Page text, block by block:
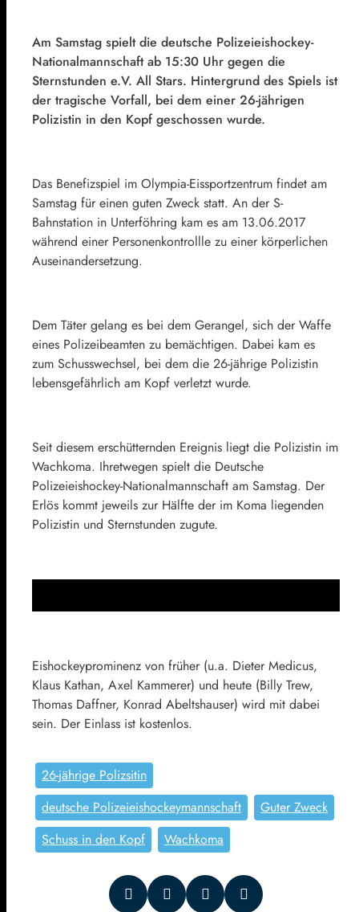
Am Samstag spielt die deutsche Polizeieishockey-
Nationalmannschaft ab 15:30 Uhr gegen die
Sternstunden e.V. All Stars. Hintergrund des Spiels ist
der tragische Vorfall, bei dem einer 26-jährigen
Polizistin in den Kopf geschossen wurde.
Das Benefizspiel im Olympia-Eissportzentrum findet am
Samstag für einen guten Zweck statt. An der S-
Bahnstation in Unterföhring kam es am 13.06.2017
während einer Personenkontrollle zu einer körperlichen
Auseinandersetzung.
Dem Täter gelang es bei dem Gerangel, sich der Waffe
eines Polizeibeamten zu bemächtigen. Dabei kam es
zum Schusswechsel, bei dem die 26-jährige Polizistin
lebensgefährlich am Kopf verletzt wurde.
Seit diesem erschütternden Ereignis liegt die Polizistin im
Wachkoma. Ihretwegen spielt die Deutsche
Polizeieishockey-Nationalmannschaft am Samstag. Der
Erlös kommt jeweils zur Hälfte der im Koma liegenden
Polizistin und Sternstunden zugute.
Eishockeyprominenz von früher (u.a. Dieter Medicus,
Klaus Kathan, Axel Kammerer) und heute (Billy Trew,
Thomas Daffner, Konrad Abeltshauser) wird mit dabei
sein. Der Einlass ist kostenlos.
26-jährige Polizsitin
deutsche Polizeieishockeymannschaft
Guter Zweck
Schuss in den Kopf
Wachkoma